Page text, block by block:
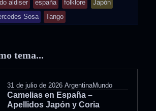
aldiser españa folklore
Japón
Sosa Tango
tema...
31 de julio de 2026 ArgentinaMundo
Camelias en España –
Apellidos Japón y Coria